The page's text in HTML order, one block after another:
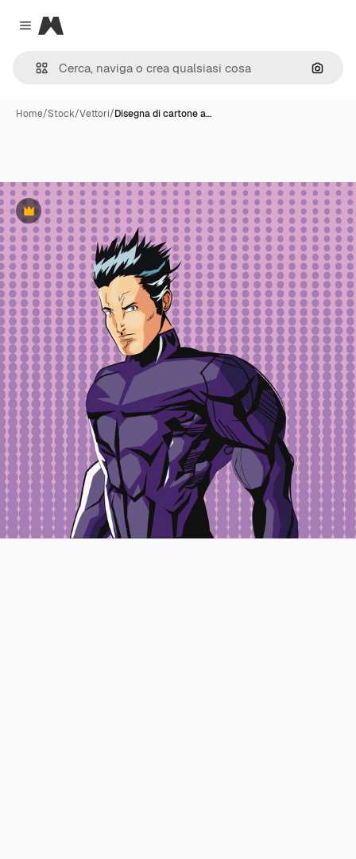
Close menu
Magnific
Cerca
Home/Stock/Vettori/Disegna di cartone a…
Premium